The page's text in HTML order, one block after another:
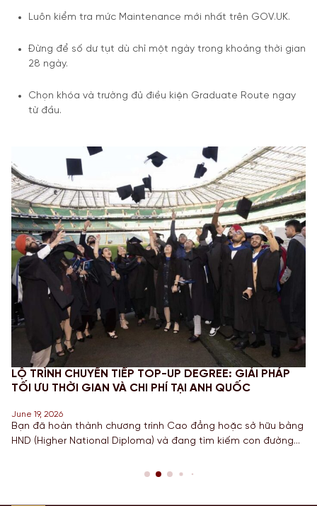
Luôn kiểm tra mức Maintenance mới nhất trên GOV.UK.
Đừng để số dư tụt dù chỉ một ngày trong khoảng thời gian
28 ngày.
Chọn khóa và trường đủ điều kiện Graduate Route ngay
từ đầu.
LỘ TRÌNH CHUYỂN TIẾP TOP-UP DEGREE: GIẢI PHÁP
TỐI ƯU THỜI GIAN VÀ CHI PHÍ TẠI ANH QUỐC
June 19, 2026
Bạn đã hoàn thành chương trình Cao đẳng hoặc sở hữu bằng
HND (Higher National Diploma) và đang tìm kiếm con đường
Quốc gia có nền giáo dục hàng đầu? Lộ trình chuyển tiếp